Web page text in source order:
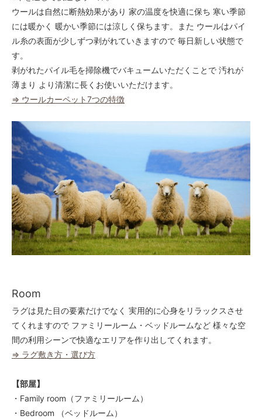
ウールは自然に断熱効果があり 家の温度を快適に保ち 寒い季節
には暖かく 暖かい季節には涼しく保ちます。また ウールはパイ
ル糸の表面が少しずつ剥がれていきますので 毎日新しい状態で
す。
剥がれたパイル毛を掃除機でバキュームいただくことで 汚れが
薄まり より清潔に長くお使いいただけます。
⇒ ウールカーペット7つの特徴
Room
ラグは見た目の要素だけでなく 実用的に心身をリラックスさせ
てくれますので ファミリールーム・ベッドルームなど 様々な空
間の利用シーンで快適なエリアを作り出してくれます。
⇒ ラグ敷き方・選び方
【部屋】
・Family room（ファミリールーム）
・Bedroom （ベッドルーム）